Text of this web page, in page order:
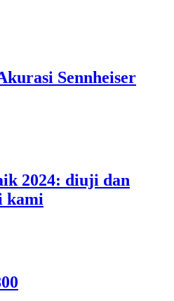
Sennheiser
2024: diuji dan
kami